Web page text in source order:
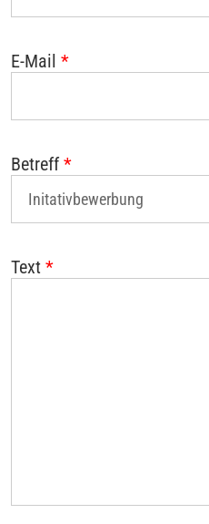
E-Mail *
Betreff *
Text *